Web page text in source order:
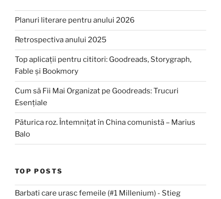
Planuri literare pentru anului 2026
Retrospectiva anului 2025
Top aplicații pentru cititori: Goodreads, Storygraph,
Fable și Bookmory
Cum să Fii Mai Organizat pe Goodreads: Trucuri
Esențiale
Păturica roz. Întemnițat în China comunistă – Marius
Balo
TOP POSTS
Barbati care urasc femeile (#1 Millenium) - Stieg